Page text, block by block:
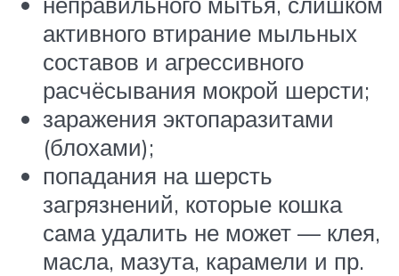
активного втирание мыльных
составов и агрессивного
расчёсывания мокрой шерсти;
заражения эктопаразитами
(блохами);
попадания на шерсть
загрязнений, которые кошка
сама удалить не может — клея,
масла, мазута, карамели и пр.